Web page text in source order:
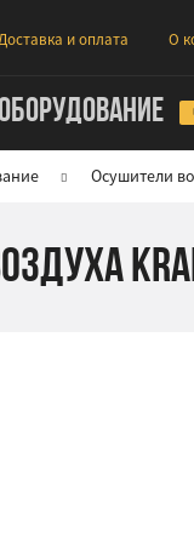
и оплата О
ОБОРУДОВАНИЕ
Осушители